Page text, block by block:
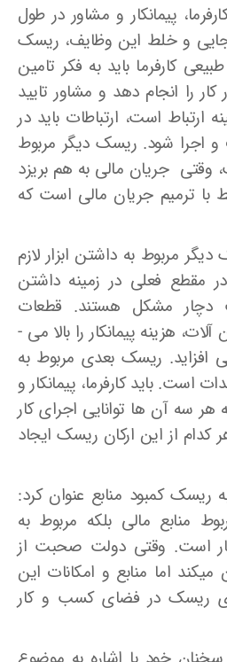
پیمانکار و مشاور در طول
و خلط این وظایف، ریسک
کارفرما باید به فکر تامین
کار را انجام دهد و مشاور تایید
ارتباط است، ارتباطات باید در
و اجرا شود. ریسک دیگر مربوط
وقتی جریان مالی به هم بریزد
ترمیم جریان مالی است که
مربوط به داشتن ابزار لازم
مقطع فعلی در زمینه داشتن
دچار مشکل هستند. قطعات
نامرغوب وارد شده ماشین ­آلات، هزینه پیمانکار را بالا می ­
افزاید. ریسک بعدی مربوط به
است. باید کارفرما، پیمانکار و
سه آن ها توانایی اجرای کار
کدام از این ارکان ریسک ایجاد
ریسک کمبود منابع عنوان کرد:
منابع مالی بلکه مربوط به
است. وقتی دولت صحبت از
می­کند اما منابع و امکانات این
ریسک در فضای کسب و کار